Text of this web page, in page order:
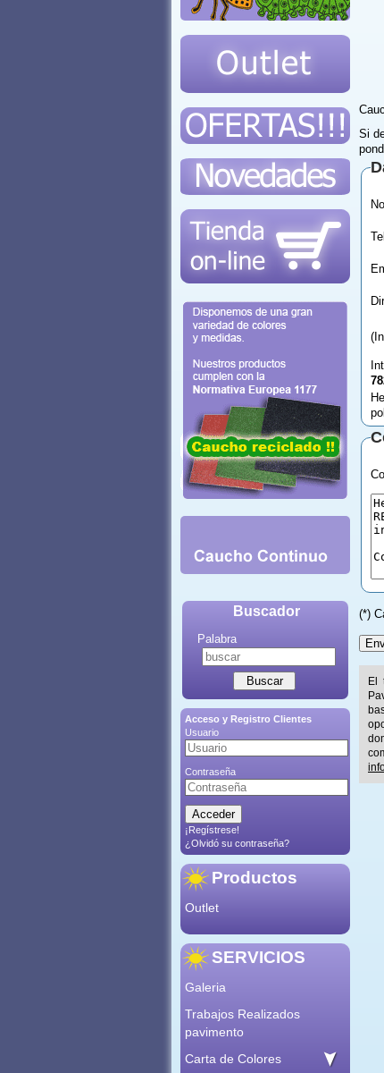
Buscador
Palabra
Acceso y Registro Clientes
Usuario
Contraseña
¡Regístrese!
¿Olvidó su contraseña?
Productos
Outlet
SERVICIOS
Galeria
Trabajos Realizados
pavimento
Carta de Colores
Si
(*)
El